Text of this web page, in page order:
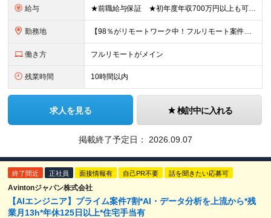
給与 ★前職給与保証 ★初年度年収700万円以上も可能 月給34万円～75万円＋賞与年2回＋各種手当 ◎スキルや経験などを考慮。前職から給与アップをお約束します！ ◎上記月給には固定残業代30時間分(6
勤務地 【98％がリモートワーク中！フルリモート案件も豊富】 秋葉原オフィス、福岡オフィス、 リモートワークまたは全国のプロジェクト先にて勤務となります ※転勤はありません ＜本社＞ 東京都台東区台東4-
働き方 フルリモートがメイン
残業時間 10時間以内
求人を見る 検討中に入れる
掲載終了予定日： 2026.09.07
終了間近 正社員 面接情報有 自己PR不要 話を聞きたい応募可
Avintonジャパン株式会社
【AIエンジニア】プライム案件7割*AI・データ分析を上流から*残
業月13h*年休125日以上*住宅手当有